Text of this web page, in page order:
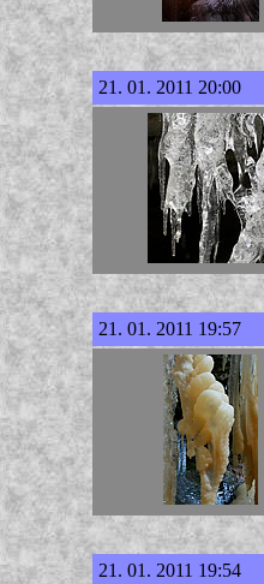
21. 01. 2011 20:00
21. 01. 2011 19:57
21. 01. 2011 19:54